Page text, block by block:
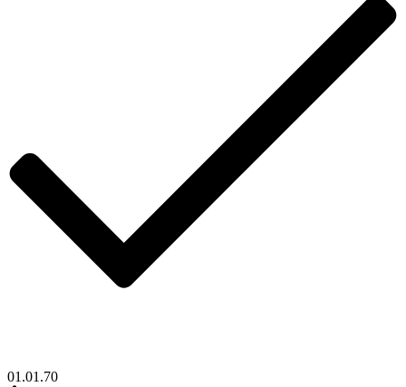
01.01.70